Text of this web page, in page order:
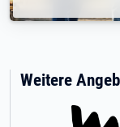
Weitere